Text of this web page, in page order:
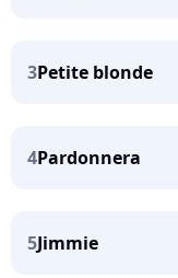
3Petite blonde
4Pardonnera
5Jimmie